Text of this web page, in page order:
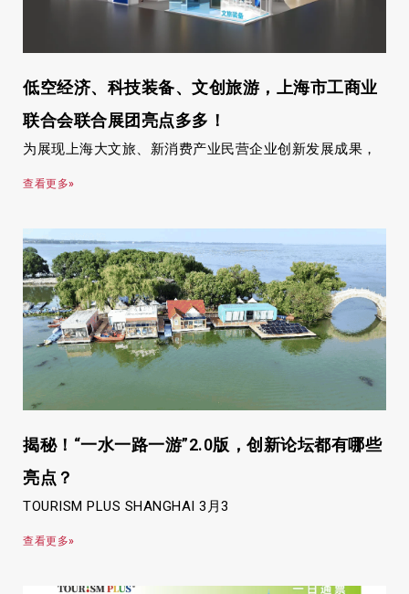
低空经济、科技装备、文创旅游，上海市工商业
联合会联合展团亮点多多！
为展现上海大文旅、新消费产业民营企业创新发展成果，
查看更多»
揭秘！“一水一路一游”2.0版，创新论坛都有哪些
亮点？
TOURISM PLUS SHANGHAI 3月3
查看更多»